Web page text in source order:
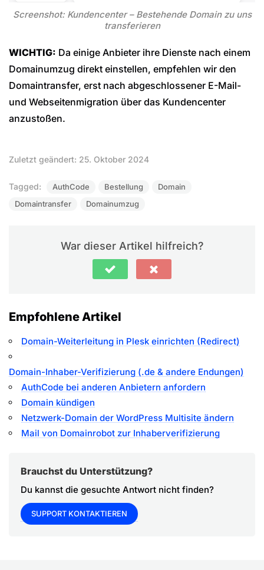
Screenshot: Kundencenter – Bestehende Domain zu uns
transferieren
WICHTIG: Da einige Anbieter ihre Dienste nach einem
Domainumzug direkt einstellen, empfehlen wir den
Domaintransfer, erst nach abgeschlossener E-Mail-
und Webseitenmigration über das Kundencenter
anzustoßen.
Zuletzt geändert: 25. Oktober 2024
Tagged: AuthCode Bestellung
Domain
Domaintransfer
Domainumzug
War dieser Artikel hilfreich?
Empfohlene Artikel
Domain-Weiterleitung in Plesk einrichten (Redirect)
Domain-Inhaber-Verifizierung (.de & andere Endungen)
AuthCode bei anderen Anbietern anfordern
Domain kündigen
Netzwerk-Domain der WordPress Multisite ändern
Mail von Domainrobot zur Inhaberverifizierung
Brauchst du Unterstützung?
Du kannst die gesuchte Antwort nicht finden?
SUPPORT KONTAKTIEREN